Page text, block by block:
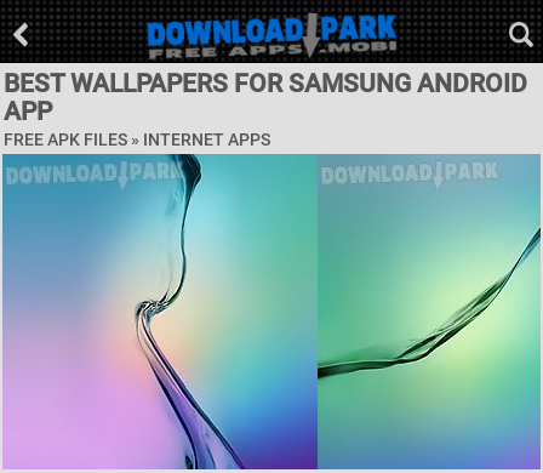
BEST WALLPAPERS FOR SAMSUNG ANDROID
APP
FREE APK FILES » INTERNET APPS